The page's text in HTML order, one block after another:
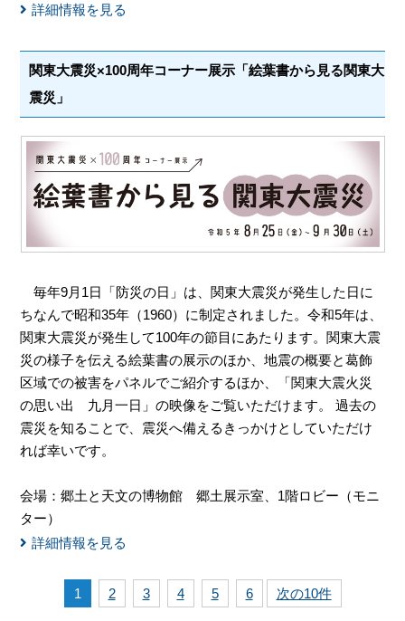
詳細情報を見る
関東大震災×100周年コーナー展示「絵葉書から見る関東大
震災」
毎年9月1日「防災の日」は、関東大震災が発生した日に
ちなんで昭和35年（1960）に制定されました。令和5年は、
関東大震災が発生して100年の節目にあたります。関東大震
災の様子を伝える絵葉書の展示のほか、地震の概要と葛飾
区域での被害をパネルでご紹介するほか、「関東大震火災
の思い出 九月一日」の映像をご覧いただけます。 過去の
震災を知ることで、震災へ備えるきっかけとしていただけ
れば幸いです。
会場：郷土と天文の博物館 郷土展示室、1階ロビー（モニ
ター）
詳細情報を見る
1 2 3 4 5 6 次の10件